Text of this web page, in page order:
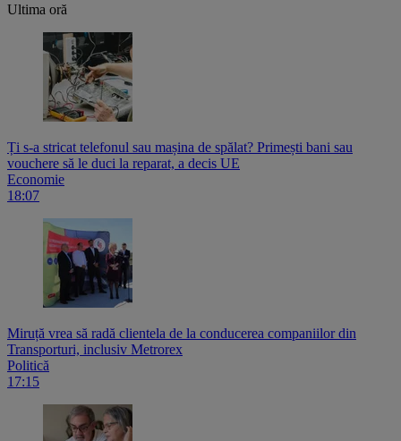
Ultima oră
Ți s-a stricat telefonul sau mașina de spălat? Primești bani sau
vouchere să le duci la reparat, a decis UE
Economie
18:07
Miruță vrea să radă clientela de la conducerea companiilor din
Transporturi, inclusiv Metrorex
Politică
17:15